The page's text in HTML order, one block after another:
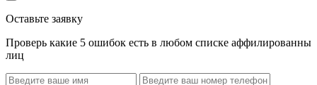
Оставьте заявку
Проверь какие 5 ошибок есть в любом списке аффилированны
лиц